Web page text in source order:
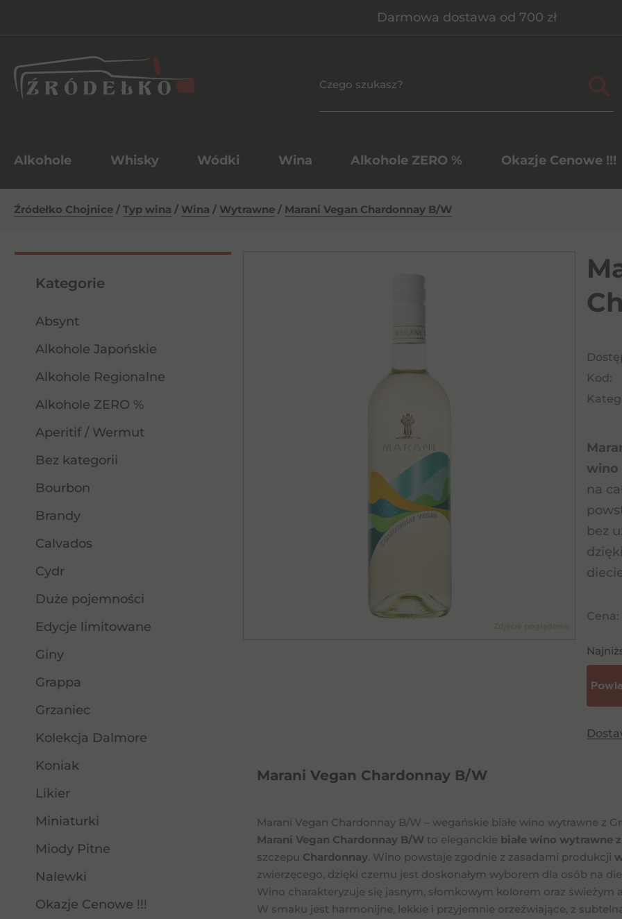
Darmowa dostawa od 700 zł
Alkohole Whisky Wódki Wina Alkohole ZERO % Okazje Cenowe !!!
Źródełko Chojnice / Typ wina / Wina / Wytrawne / Marani Vegan Chardonnay B/W
Kategorie
Absynt
Alkohole Japońskie
Alkohole Regionalne
Alkohole ZERO %
Aperitif / Wermut
Bez kategorii
Bourbon
Brandy
Calvados
Cydr
Duże pojemności
Edycje limitowane
Giny
Grappa
Grzaniec
Kolekcja Dalmore
Koniak
Likier
Miniaturki
Miody Pitne
Nalewki
Okazje Cenowe !!!
Kod:
wino
na
bez
Cena:
Marani Vegan Chardonnay B/W
Marani Vegan Chardonnay B/W – wegańskie białe wino wytrawne z
Marani Vegan Chardonnay B/W to eleganckie białe wino wytrawne
szczepu Chardonnay. Wino powstaje zgodnie z zasadami produkcji
zwierzęcego, dzięki czemu jest doskonałym wyborem dla osób na
Wino charakteryzuje się jasnym, słomkowym kolorem oraz
W smaku jest harmonijne, lekkie i przyjemnie orzeźwiające, z